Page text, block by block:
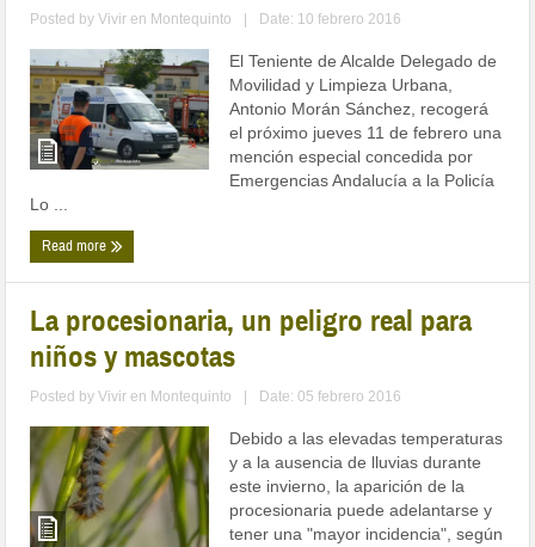
Posted byVivir en Montequinto Date: 10 febrero 2016
El Teniente de Alcalde Delegado de
Movilidad y Limpieza Urbana,
Antonio Morán Sánchez, recogerá
el próximo jueves 11 de febrero una
mención especial concedida por
Emergencias Andalucía a la Policía
Lo ...
Read more
La procesionaria, un peligro real para
niños y mascotas
Posted byVivir en Montequinto Date: 05 febrero 2016
Debido a las elevadas temperaturas
y a la ausencia de lluvias durante
este invierno, la aparición de la
procesionaria puede adelantarse y
tener una "mayor incidencia", según